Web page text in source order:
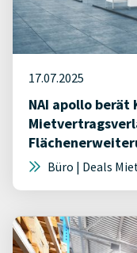
17.07.2025
NAI apollo berät
Büro | Deals